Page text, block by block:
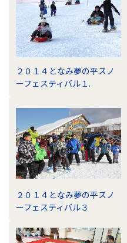
２０１４となみ夢の平スノ
ーフェスティバル１.
２０１４となみ夢の平スノ
ーフェスティバル３